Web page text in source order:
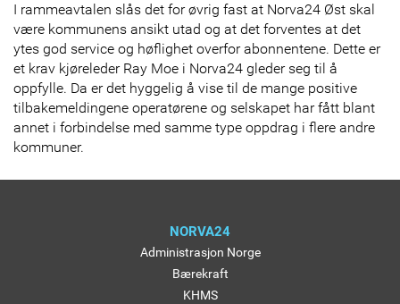
I rammeavtalen slås det for øvrig fast at Norva24 Øst skal
være kommunens ansikt utad og at det forventes at det
ytes god service og høflighet overfor abonnentene. Dette er
et krav kjøreleder Ray Moe i Norva24 gleder seg til å
oppfylle. Da er det hyggelig å vise til de mange positive
tilbakemeldingene operatørene og selskapet har fått blant
annet i forbindelse med samme type oppdrag i flere andre
kommuner.
NORVA24
Administrasjon Norge
Bærekraft
KHMS